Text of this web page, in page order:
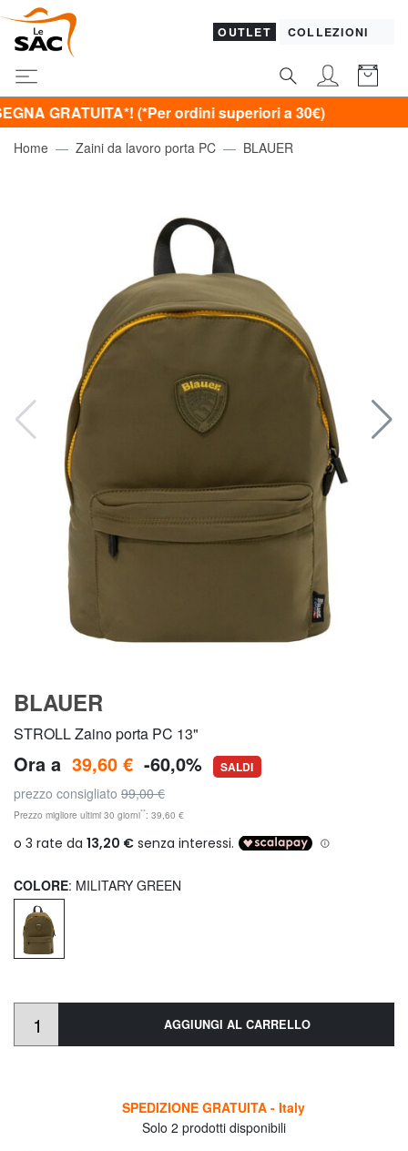
OUTLET COLLEZIONI
(*Per ordini superiori a 30€)
Home Zaini da lavoro porta PC BLAUER
BLAUER
STROLL Zaino porta PC 13"
Ora a 39,60 € -60,0% SALDI
prezzo consigliato 99,00 €
Prezzo migliore ultimi 30 giorni**: 39,60 €
COLORE: MILITARY GREEN
AGGIUNGI AL CARRELLO
SPEDIZIONE GRATUITA - Italy
Solo 2 prodotti disponibili